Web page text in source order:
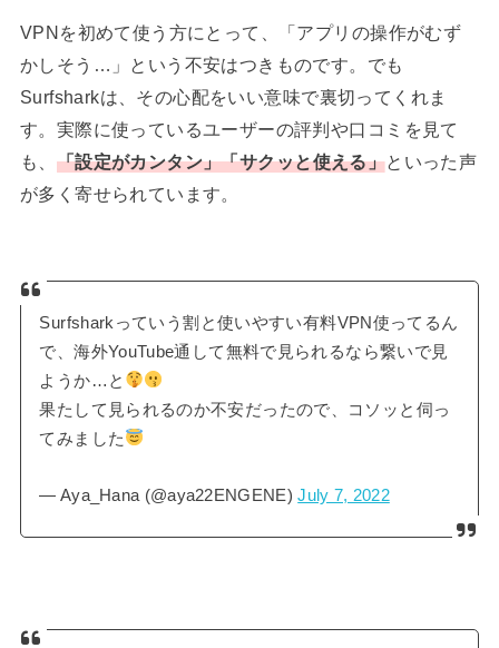
VPNを初めて使う方にとって、「アプリの操作がむず
かしそう…」という不安はつきものです。でも
Surfsharkは、その心配をいい意味で裏切ってくれま
す。実際に使っているユーザーの評判や口コミを見て
も、 「設定がカンタン」「サクッと使える」といった声
が多く寄せられています。
Surfsharkっていう割と使いやすい有料VPN使ってるん
で、海外YouTube通して無料で見られるなら繋いで見
ようか…と
果たして見られるのか不安だったので、コソッと伺っ
てみました
— Aya_Hana (@aya22ENGENE)July 7, 2022